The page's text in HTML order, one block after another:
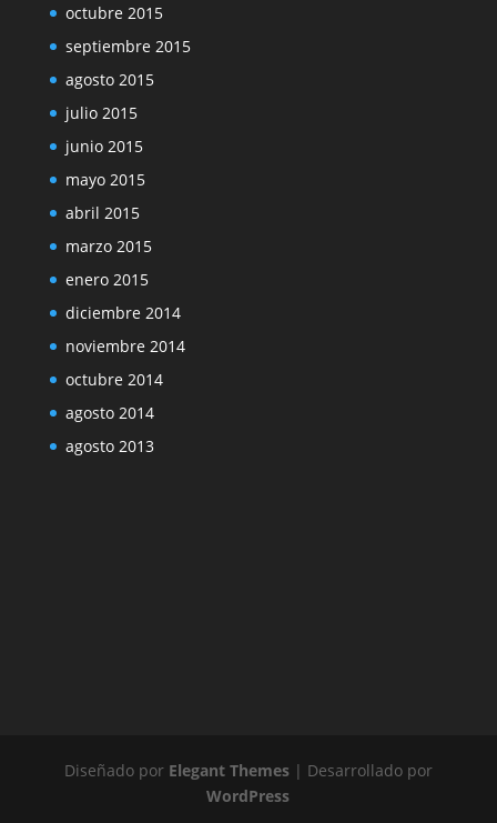
octubre 2015
septiembre 2015
agosto 2015
julio 2015
junio 2015
mayo 2015
abril 2015
marzo 2015
enero 2015
diciembre 2014
noviembre 2014
octubre 2014
agosto 2014
agosto 2013
Diseñado por Elegant Themes| Desarrollado por
WordPress